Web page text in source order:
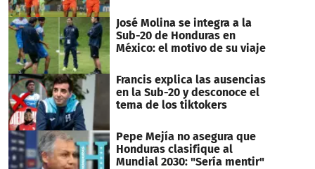
José Molina se integra a la
Sub-20 de Honduras en
México: el motivo de su viaje
Francis explica las ausencias
en la Sub-20 y desconoce el
tema de los tiktokers
Pepe Mejía no asegura que
Honduras clasifique al
Mundial 2030: "Sería mentir"